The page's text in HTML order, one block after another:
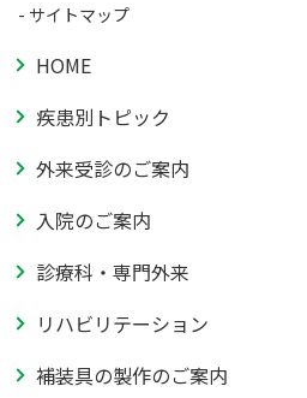
サイトマップ
HOME
疾患別トピック
外来受診のご案内
入院のご案内
診療科・専門外来
リハビリテーション
補装具の製作のご案内